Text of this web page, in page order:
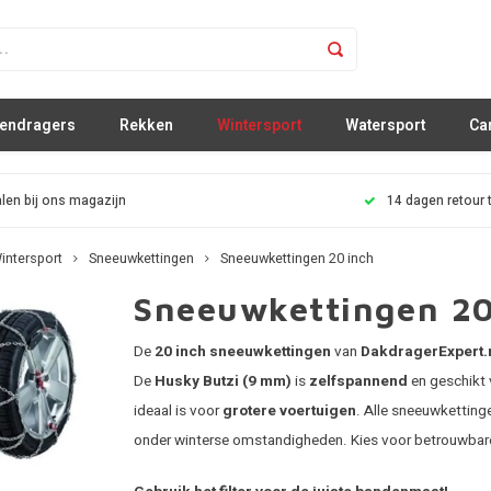
Rekken Wintersport Watersport
bij ons magazijn 14 dagen retour
Sneeuwkettingen Sneeuwkettingen 20 inch
Sneeuwkettingen
De 20 inch sneeuwkettingen van
De Husky Butzi (9 mm) is zelfspannend en
ideaal is voorgrotere voertuigen. Alle
onder winterse omstandigheden. Kies voor